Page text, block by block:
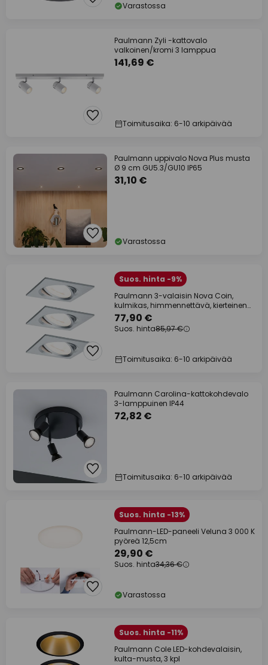
Varastossa
Paulmann Zyli -kattovalo
valkoinen/kromi 3 lamppua
141,69 €
Toimitusaika: 6-10 arkipäivää
Paulmann uppivalo Nova Plus musta
Ø 9 cm GU5.3/GU10 IP65
31,10 €
Varastossa
Suos. hinta -9%
Paulmann 3-valaisin Nova Coin,
kulmikas, himmennettävä, kierteinen
alumiini,
77,90 €
Suos. hinta85,97 €
Toimitusaika: 6-10 arkipäivää
Paulmann Carolina-kattokohdevalo
3-lamppuinen IP44
72,82 €
Toimitusaika: 6-10 arkipäivää
Suos. hinta -13%
Paulmann-LED-paneeli Veluna 3 000 K
pyöreä 12,5cm
29,90 €
Suos. hinta34,36 €
Varastossa
Suos. hinta -11%
Paulmann Cole LED-kohdevalaisin,
kulta-musta, 3 kpl